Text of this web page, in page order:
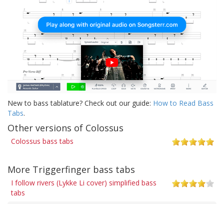
New to bass tablature? Check out our guide: How to Read Bass
Tabs.
Other versions of Colossus
Colossus bass tabs
More Triggerfinger bass tabs
I follow rivers (Lykke Li cover) simplified bass
tabs